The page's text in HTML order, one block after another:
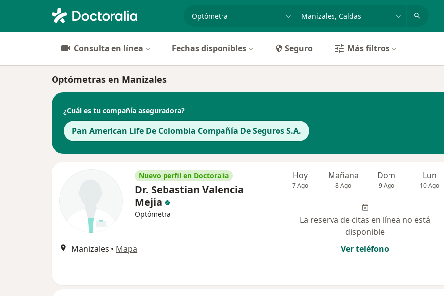
especialidad, enfermedad o nombre
Consulta en línea Fechas disponibles Seguro Más filtros
Optómetras en Manizales
¿Cuál es tu compañía aseguradora?
Pan American Life De Colombia Compañía De Seguros S.A.
Nuevo perfil en Doctoralia
Dr. Sebastian Valencia
Mejia
Optómetra
Manizales • Mapa
Hoy
7 Ago
Mañana
8 Ago
Dom
9 Ago
Lun
10 Ago
La reserva de citas en línea no está
disponible
Ver teléfono